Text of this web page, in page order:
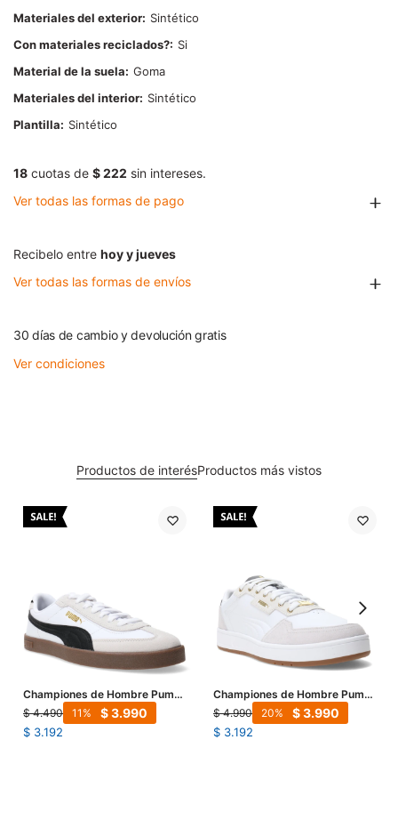
Materiales del exterior
Sintético
Con materiales reciclados?
Si
Material de la suela
Goma
Materiales del interior
Sintético
Plantilla
Sintético
18 cuotas de $ 222 sin intereses.
Ver todas las formas de pago
Recibelo entre hoy y jueves
Ver todas las formas de envíos
30 días de cambio y devolución gratis
Ver condiciones
Productos de interésProductos más vistos
Championes de Hombre Puma
Club II Era - Blanco - Gris -
$ 4.490 $3.990
11
$ 3.192
Championes de Hombre Puma
Court Classic Lux SD - Blanco -
Gris - Dorado
$ 4.990 $3.990
20
$ 3.192